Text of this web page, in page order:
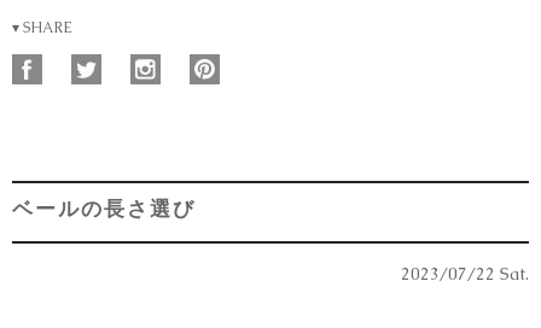
▾ SHARE
ベールの長さ選び
2023/07/22 Sat.